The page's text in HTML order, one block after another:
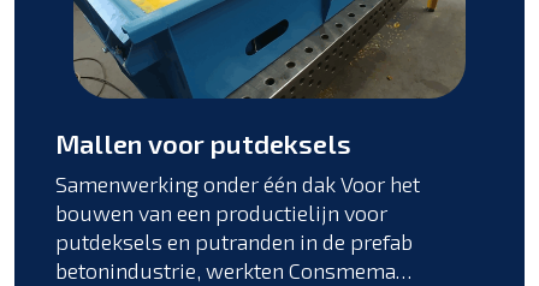
Mallen voor putdeksels
Samenwerking onder één dak Voor het
bouwen van een productielijn voor
putdeksels en putranden in de prefab
betonindustrie, werkten Consmema…